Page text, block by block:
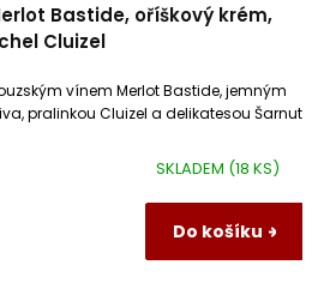
Bastide, oříškový krém,
Cluizel
SKLADEM (18 KS)
Do košíku
vínem Merlot Bastide, jemným
pralinkou Cluizel a delikatesou Šarnut